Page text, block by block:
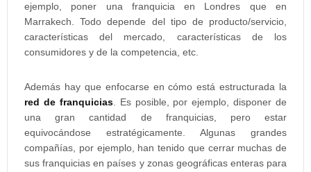
ejemplo, poner una franquicia en Londres que en
Marrakech. Todo depende del tipo de producto/servicio,
características del mercado, características de los
consumidores y de la competencia, etc.
Además hay que enfocarse en cómo está estructurada la
red de franquicias. Es posible, por ejemplo, disponer de
una gran cantidad de franquicias, pero estar
equivocándose estratégicamente. Algunas grandes
compañías, por ejemplo, han tenido que cerrar muchas de
sus franquicias en países y zonas geográficas enteras para